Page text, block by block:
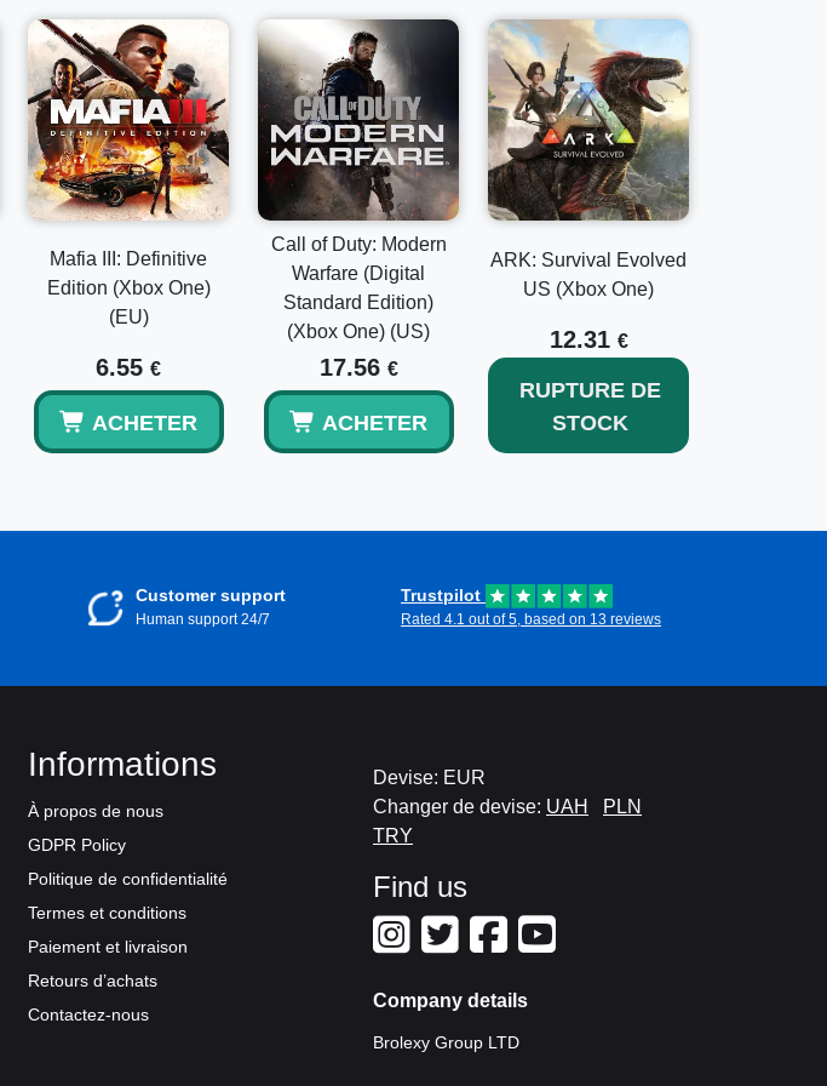
Mafia III: Definitive
Edition (Xbox One)
(EU)
6.55 €
ACHETER
Call of Duty: Modern
Warfare (Digital
Standard Edition)
(Xbox One) (US)
17.56 €
ACHETER
ARK: Survival Evolved
US (Xbox One)
12.31 €
RUPTURE DE
STOCK
Customer support
Human support 24/7
Trustpilot
Rated 4.1 out of 5, based on 13 reviews
Informations
À propos de nous
GDPR Policy
Politique de confidentialité
Termes et conditions
Paiement et livraison
Retours d’achats
Contactez-nous
Devise: EUR
Changer de devise: UAH
PLN
TRY
Find us
Company details
Brolexy Group LTD